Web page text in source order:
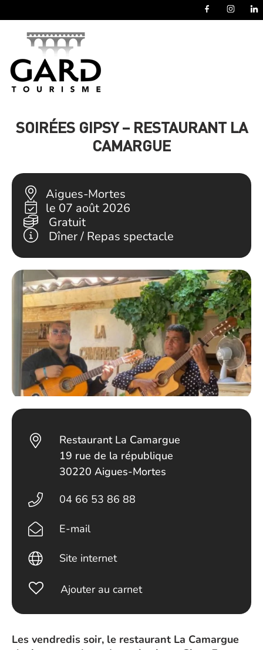
SOIRÉES GIPSY – RESTAURANT LA
CAMARGUE
Aigues-Mortes
le 07 août 2026
Gratuit
Dîner / Repas spectacle
Les vendredis soir, le restaurant La Camargue
Restaurant La Camargue
19 rue de la république
30220 Aigues-Mortes
04 66 53 86 88
E-mail
Site internet
Ajouter au carnet